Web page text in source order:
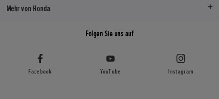
Mehr von Honda
Folgen Sie uns auf
Facebook YouTube Instagram